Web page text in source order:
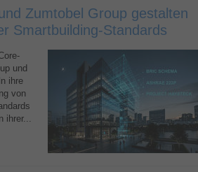
Zumtobel Group gestalten
Smartbuilding-Standards
und
ihre
von
ihrer...